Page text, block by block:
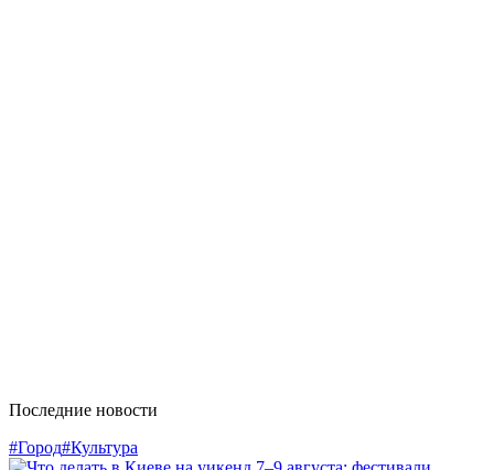
Последние новости
#Город#Культура